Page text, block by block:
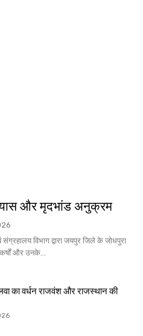
और मृदभांड अनुक्रम
विभाग द्वारा जयपुर जिले के जोधपुरा
और उनके...
का वर्धन राजवंश और राजस्थान की